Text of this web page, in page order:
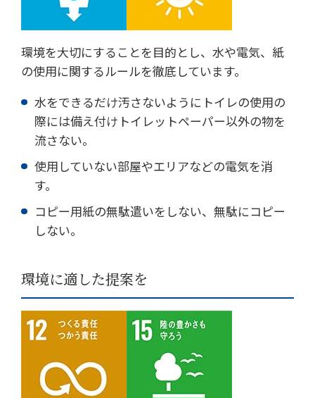
環境を大切にすることを目的とし、水や電気、紙
の使用に関するルールを徹底しています。
水をできるだけ汚さないようにトイレの使用の
際には備え付けトイレットペーパー以外の物を
流さない。
使用していない部屋やエリアなどの電気を消
す。
コピー用紙の無駄遣いをしない、無駄にコピー
しない。
環境に適した提案を